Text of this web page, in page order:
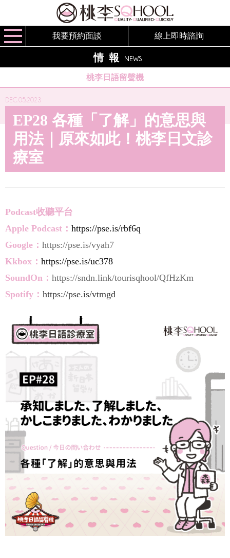
我要預約面談 線上即時諮詢
情報 NEWS
桃李日語留聲機
DEC.05,2023
EP28 各種「了解」的意思與
用法｜原來如此！桃李日文診
療室
Podcast收聽平台
Apple Podcast： https://pse.is/rbf6q
Google： https://pse.is/vyah7
Kkbox： https://pse.is/uc378
SoundOn： https://sndn.link/tourisqhool/QfHzKm
Spotify： https://pse.is/vtmgd